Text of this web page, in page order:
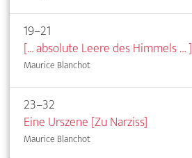
19–21
[… absolute Leere des Himmels … ]
Maurice Blanchot
23–32
Eine Urszene [Zu Narziss]
Maurice Blanchot